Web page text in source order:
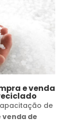
e venda
de
venda de